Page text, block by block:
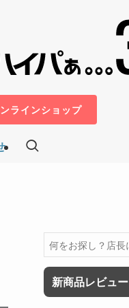
ラインショップ
検
索
新商品レビュー